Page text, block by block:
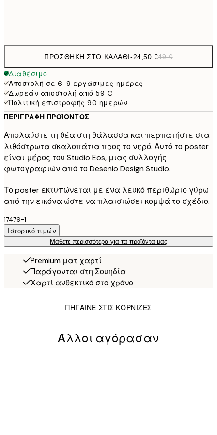
ΠΡΟΣΘΉΚΗ ΣΤΟ ΚΑΛΆΘΙ-24,50 €49 €
Διαθέσιμο
Αποστολή σε 6-9 εργάσιμες ημέρες
Δωρεάν αποστολή από 59 €
Πολιτική επιστροφής 90 ημερών
ΠΕΡΙΓΡΑΦΉ ΠΡΟΪΌΝΤΟΣ
Απολαύστε τη θέα στη θάλασσα και περπατήστε στα
λιθόστρωτα σκαλοπάτια προς το νερό. Αυτό το poster
είναι μέρος του Studio Eos, μιας συλλογής
φωτογραφιών από το Desenio Design Studio.
Το poster εκτυπώνεται με ένα λευκό περιθώριο γύρω
από την εικόνα ώστε να πλαισιώσει κομψά το σχέδιο.
17479-1
Ιστορικό τιμών
Μάθετε περισσότερα για τα προϊόντα μας
Premium ματ χαρτί
Παράγονται στη Σουηδία
Χαρτί ανθεκτικό στο χρόνο
ΠΗΓΑΙΝΕ ΣΤΙΣ ΚΟΡΝΙΖΕΣ
Άλλοι αγόρασαν